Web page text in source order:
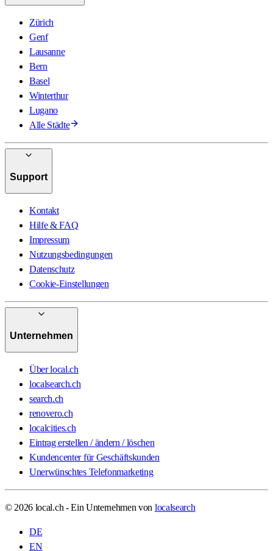
Zürich
Genf
Lausanne
Bern
Basel
Winterthur
Lugano
Alle Städte
Support
Kontakt
Hilfe & FAQ
Impressum
Nutzungsbedingungen
Datenschutz
Cookie-Einstellungen
Unternehmen
Über local.ch
localsearch.ch
search.ch
renovero.ch
localcities.ch
Eintrag erstellen / ändern / löschen
Kundencenter für Geschäftskunden
Unerwünschtes Telefonmarketing
© 2026 local.ch - Ein Unternehmen von localsearch
DE
EN